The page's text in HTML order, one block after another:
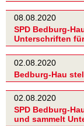
08.08.2020
SPD Bedburg-
Unterschriften
02.08.2020
Bedburg-Hau
02.08.2020
SPD Bedburg-
und sammelt